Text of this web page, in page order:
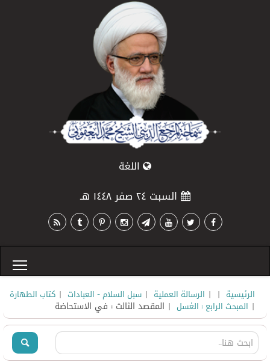
اللغة
السبت ٢٤ صفر ١٤٤٨ هـ
الرئيسية |
| الرسالة العملية | سبل السلام - العبادات | كتاب الطهارة
| المبحث الرابع : الغسل | المقصد الثالث : في الاستحاضة